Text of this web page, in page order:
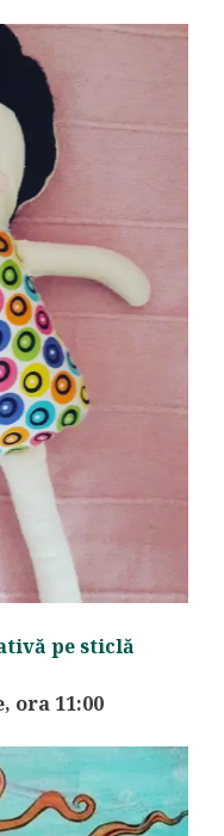
pe sticlă
ora 11:00